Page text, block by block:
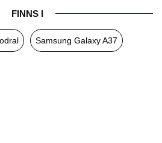
Kortfack, RFID-skydd, Stativfunktion
Brun
FINNS I
Samsung Galaxy A37